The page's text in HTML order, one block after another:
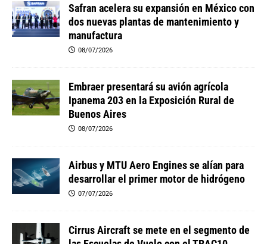
Safran acelera su expansión en México con
dos nuevas plantas de mantenimiento y
manufactura
08/07/2026
Embraer presentará su avión agrícola
Ipanema 203 en la Exposición Rural de
Buenos Aires
08/07/2026
Airbus y MTU Aero Engines se alían para
desarrollar el primer motor de hidrógeno
07/07/2026
Cirrus Aircraft se mete en el segmento de